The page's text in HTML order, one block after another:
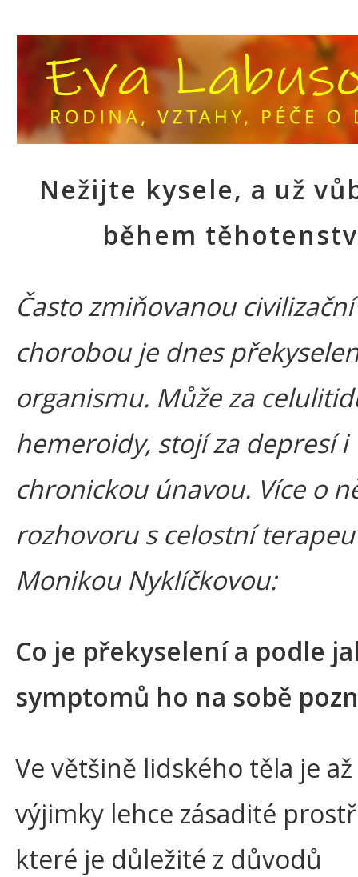
Nežijte kysele, a už
během
Často zmiňovanou civilizační
chorobou je dnes
organismu. Může za
hemeroidy, stojí za depresí i
chronickou únavou. Více o
rozhovoru s celostní
Monikou Nyklíčkovou:
Co je překyselení a podle
symptomů ho na sobě
Ve většině lidského těla je
výjimky lehce zásadité
které je důležité z důvodů